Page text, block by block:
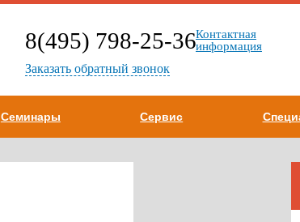
8(495) 798-25-36Контактная
информация
Заказать обратный звонок
Семинары Сервис